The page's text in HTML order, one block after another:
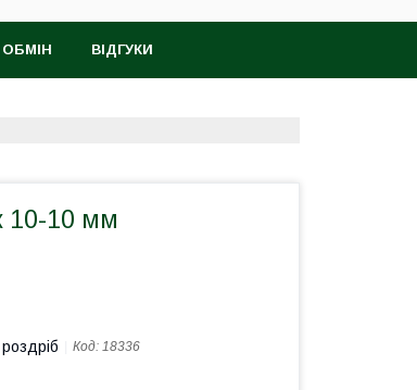
ВІДГУКИ
10-10 мм
Код: 18336